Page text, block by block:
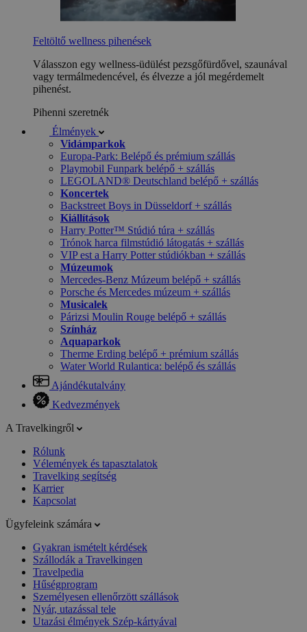
Feltöltő wellness pihenések
Válasszon egy wellness-üdülést pezsgőfürdővel, szaunával
vagy termálmedencével, és élvezze a jól megérdemelt
pihenést.
Pihenni szeretnék
Élmények
Vidámparkok
Europa-Park: Belépő és prémium szállás
Playmobil Funpark belépő + szállás
LEGOLAND® Deutschland belépő + szállás
Koncertek
Backstreet Boys in Düsseldorf + szállás
Kiállítások
Harry Potter™ Stúdió túra + szállás
Trónok harca filmstúdió látogatás + szállás
VIP est a Harry Potter stúdiókban + szállás
Múzeumok
Mercedes-Benz Múzeum belépő + szállás
Porsche és Mercedes múzeum + szállás
Musicalek
Párizsi Moulin Rouge belépő + szállás
Színház
Aquaparkok
Therme Erding belépő + prémium szállás
Water World Rulantica: belépő és szállás
Ajándékutalvány
Kedvezmények
A Travelkingről
Rólunk
Vélemények és tapasztalatok
Travelking segítség
Karrier
Kapcsolat
Ügyfeleink számára
Gyakran ismételt kérdések
Szállodák a Travelkingen
Travelpedia
Hűségprogram
Személyesen ellenőrzött szállások
Nyár, utazással tele
Utazási élmények Szép-kártyával